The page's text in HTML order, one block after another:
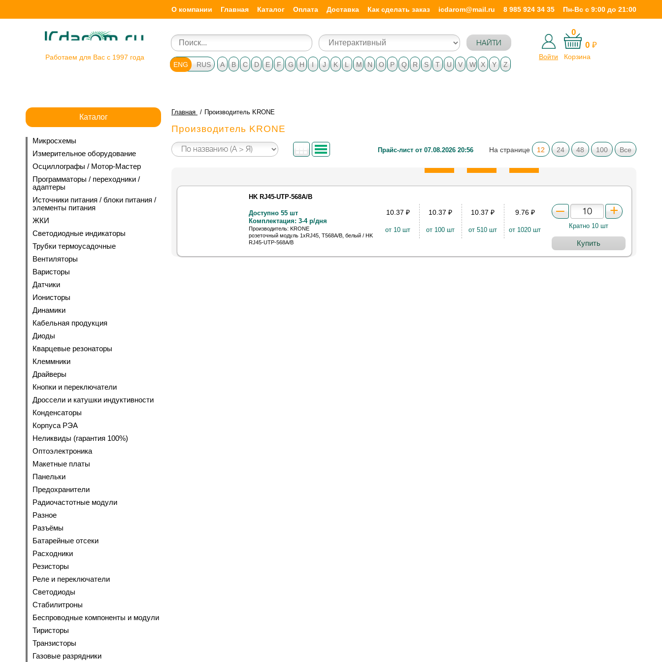
О компании Главная Каталог Оплата Доставка Как сделать заказ icdarom@mail.ru 8 985 924 34 35 Пн-Вс с 9:00 до 21:00
Работаем для Вас с 1997 года
НАЙТИ
Войти
0
0 ₽
Корзина
A
B C D E F G H I J K L M N O P Q R S T U V W X Y Z
ENG RUS
Главная Производитель KRONE
Производитель KRONE
Прайс-лист от 07.08.2026 20:56 На странице 12 24 48 100 Все
HK RJ45-UTP-568A/B
Доступно 55 шт
Комплектация: 3-4 р/дня
Производитель: KRONE
розеточный модуль 1xRJ45, T568A/B, белый / HK
RJ45-UTP-568A/B
10.37 ₽
от 10 шт
10.37₽
от 100 шт
10.37₽
от 510 шт
9.76 ₽
от 1020 шт
Кратно 10 шт
Купить
Каталог
Микросхемы
Измерительное оборудование
Осциллографы / Мотор-Мастер
Программаторы / переходники /
адаптеры
Источники питания / блоки питания /
элементы питания
ЖКИ
Светодиодные индикаторы
Трубки термоусадочные
Вентиляторы
Варисторы
Датчики
Ионисторы
Динамики
Кабельная продукция
Диоды
Кварцевые резонаторы
Клеммники
Драйверы
Кнопки и переключатели
Дроссели и катушки индуктивности
Конденсаторы
Корпуса РЭА
Неликвиды (гарантия 100%)
Оптоэлектроника
Макетные платы
Панельки
Предохранители
Радиочастотные модули
Разное
Разъёмы
Батарейные отсеки
Расходники
Резисторы
Реле и переключатели
Светодиоды
Стабилитроны
Беспроводные компоненты и модули
Тиристоры
Транзисторы
Газовые разрядники